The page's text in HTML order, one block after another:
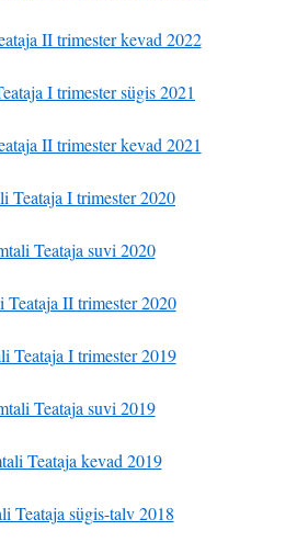
II trimester kevad 2022
I trimester sügis 2021
II trimester kevad 2021
Teataja I trimester 2020
Teataja suvi 2020
Teataja II trimester 2020
Teataja I trimester 2019
Teataja suvi 2019
Teataja kevad 2019
Teataja sügis-talv 2018